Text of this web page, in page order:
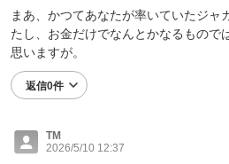
まあ、かつてあなたが率いていたジャ
たし、お金だけでなんとかなるもので
思いますが。
返信0件
TM
2026/5/10 12:37